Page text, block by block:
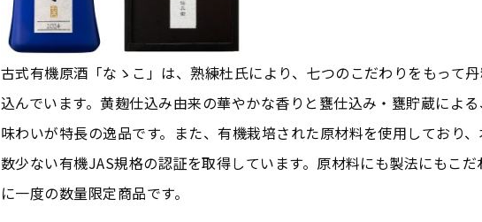
古式有機原酒「なゝこ」は、熟練杜氏により、七つのこだわりをもって
込んでいます。黄麹仕込み由来の華やかな香りと甕仕込み・甕貯蔵によ
味わいが特長の逸品です。また、有機栽培された原材料を使用しており
数少ない有機JAS規格の認証を取得しています。原材料にも製法にもこだ
に一度の数量限定商品です。